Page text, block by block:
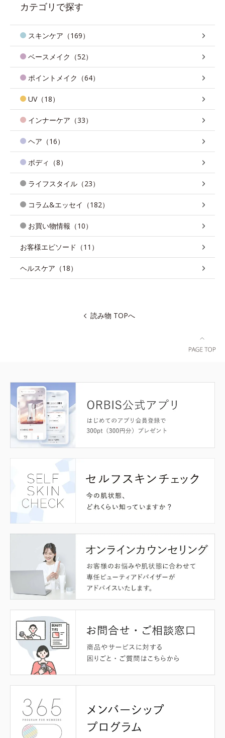
カテゴリで探す
スキンケア（169）
ベースメイク（52）
ポイントメイク（64）
UV（18）
インナーケア（33）
ヘア（16）
ボディ（8）
ライフスタイル（23）
コラム&エッセイ（182）
お買い物情報（10）
お客様エピソード（11）
ヘルスケア（18）
読み物 TOPへ